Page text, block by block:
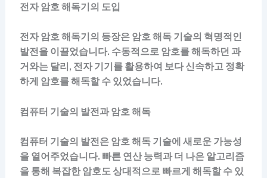
전자 암호 해독기의 도입
전자 암호 해독기의 등장은 암호 해독 기술의 혁명적인
발전을 이끌었습니다. 수동적으로 암호를 해독하던 과
거와는 달리, 전자 기기를 활용하여 보다 신속하고 정확
하게 암호를 해독할 수 있었습니다.
컴퓨터 기술의 발전과 암호 해독
컴퓨터 기술의 발전은 암호 해독 기술에 새로운 가능성
을 열어주었습니다. 빠른 연산 능력과 더 나은 알고리즘
을 통해 복잡한 암호도 상대적으로 빠르게 해독할 수 있